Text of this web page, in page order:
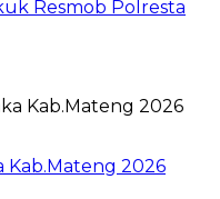
Resmob Polresta
Kab.Mateng 2026